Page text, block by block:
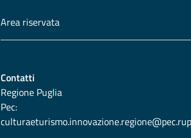
Area riservata
Contatti
Regione Puglia
Pec: